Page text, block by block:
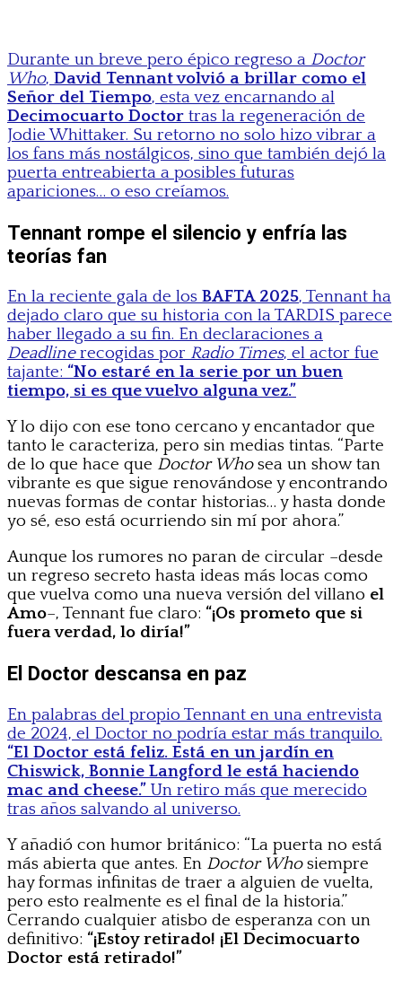
Durante un breve pero épico regreso a Doctor
Who, David Tennant volvió a brillar como el
Señor del Tiempo, esta vez encarnando al
Decimocuarto Doctor tras la regeneración de
Jodie Whittaker. Su retorno no solo hizo vibrar a
los fans más nostálgicos, sino que también dejó la
puerta entreabierta a posibles futuras
apariciones… o eso creíamos.
Tennant rompe el silencio y enfría las
teorías fan
En la reciente gala de los BAFTA 2025, Tennant ha
dejado claro que su historia con la TARDIS parece
haber llegado a su fin. En declaraciones a
Deadlinerecogidas por Radio Times, el actor fue
tajante: “No estaré en la serie por un buen
tiempo, si es que vuelvo alguna vez.”
Y lo dijo con ese tono cercano y encantador que
tanto le caracteriza, pero sin medias tintas. “Parte
de lo que hace que Doctor Whosea un show tan
vibrante es que sigue renovándose y encontrando
nuevas formas de contar historias… y hasta donde
yo sé, eso está ocurriendo sin mí por ahora.”
Aunque los rumores no paran de circular –desde
un regreso secreto hasta ideas más locas como
que vuelva como una nueva versión del villano el
Amo–, Tennant fue claro: “¡Os prometo que si
fuera verdad, lo diría!”
El Doctor descansa en paz
En palabras del propio Tennant en una entrevista
de 2024, el Doctor no podría estar más tranquilo.
“El Doctor está feliz. Está en un jardín en
Chiswick, Bonnie Langford le está haciendo
mac and cheese.” Un retiro más que merecido
tras años salvando al universo.
Y añadió con humor británico: “La puerta no está
más abierta que antes. En Doctor Whosiempre
hay formas infinitas de traer a alguien de vuelta,
pero esto realmente es el final de la historia.”
Cerrando cualquier atisbo de esperanza con un
definitivo: “¡Estoy retirado! ¡El Decimocuarto
Doctor está retirado!”